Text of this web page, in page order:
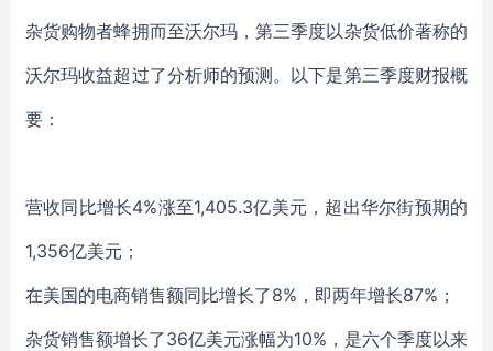
杂货购物者蜂拥而至沃尔玛，第三季度以杂货低价著称的
沃尔玛收益超过了分析师的预测。以下是第三季度财报概
要：
营收同比增长4%涨至1,405.3亿美元，超出华尔街预期的
1,356亿美元；
在美国的电商销售额同比增长了8%，即两年增长87%；
杂货销售额增长了36亿美元涨幅为10%，是六个季度以来